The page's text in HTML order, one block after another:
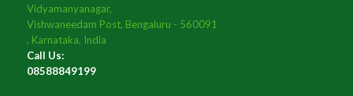
Vidyamanyanagar,
Vishwaneedam Post, Bengaluru - 560091
, Karnataka, India
Call Us:
08588849199